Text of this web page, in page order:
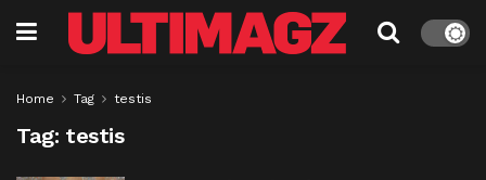
Home Tag testis
Tag: testis